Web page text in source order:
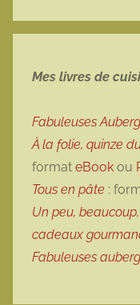
Mes livres de
Fabuleuses
À la folie, quinze
format eBook ou
Tous en pâte :
Un peu,
cadeaux
Fabuleuses